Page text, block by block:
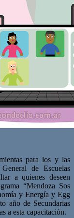
para los y las
de Escuelas
a quienes deseen
“Mendoza Sos
y Energía y Egg
año de Secundarias
a esta capacitación.